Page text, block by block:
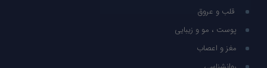
قلب و عروق
پوست ، مو و زیبایی
مغز و اعصاب